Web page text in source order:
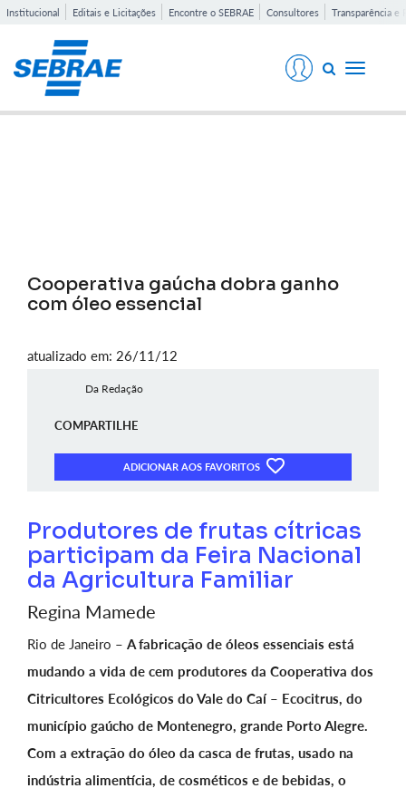
Institucional Editais e Licitações Encontre o SEBRAE Consultores Transparência e
Toggle
Cooperativa gaúcha dobra ganho
com óleo essencial
atualizado em: 26/11/12
Da Redação
COMPARTILHE
ADICIONAR AOS FAVORITOS
Produtores de frutas cítricas
participam da Feira Nacional
da Agricultura Familiar
Regina Mamede
Rio de Janeiro – A fabricação de óleos essenciais está
mudando a vida de cem produtores da Cooperativa dos
Citricultores Ecológicos do Vale do Caí – Ecocitrus, do
município gaúcho de Montenegro, grande Porto Alegre.
Com a extração do óleo da casca de frutas, usado na
indústria alimentícia, de cosméticos e de bebidas, o